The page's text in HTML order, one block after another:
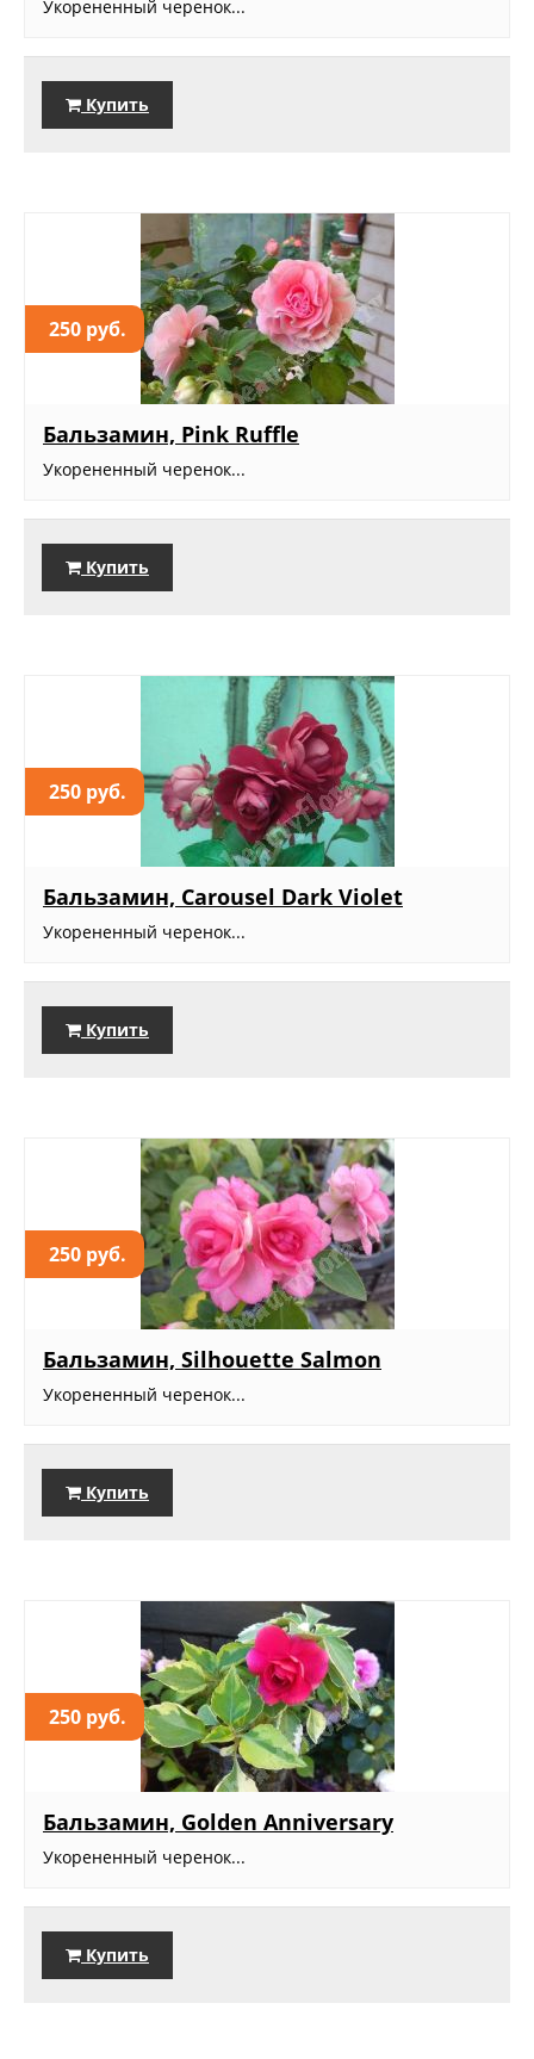
Укорененный черенок...
Купить
250 руб.
Бальзамин, Pink Ruffle
Укорененный черенок...
Купить
250 руб.
Бальзамин, Carousel Dark Violet
Укорененный черенок...
Купить
250 руб.
Бальзамин, Silhouette Salmon
Укорененный черенок...
Купить
250 руб.
Бальзамин, Golden Anniversary
Укорененный черенок...
Купить